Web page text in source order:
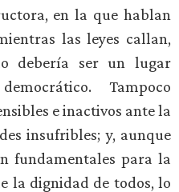
en la que hablan
las leyes callan,
debería ser un lugar
Tampoco
e inactivos ante la
insufribles; y, aunque
fundamentales para la
la dignidad de todos, lo